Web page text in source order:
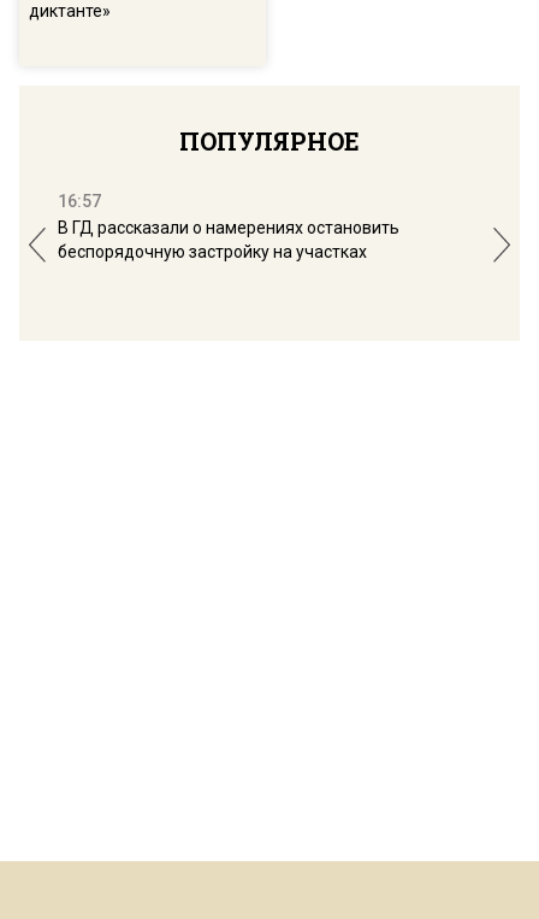
диктанте»
ПОПУЛЯРНОЕ
16:57
В ГД рассказали о намерениях остановить
беспорядочную застройку на участках